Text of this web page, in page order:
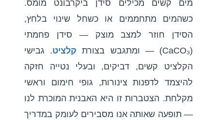
מים קשים מכילים סידן ביקרבונט מומס.
כשהמים מתחממים או כשחל שינוי בלחץ,
הסידן חוזר למצב מוצק — סידן פחמתי
(CaCO₃) — ומתגבש בצורת
קלציט. גבישי
הקלציט קשים, דביקים, ובעלי נטייה חזקה
להיצמד לדפנות צינורות, גופי חימום וראשי
מקלחת. הצטברות זו היא האבנית המוכרת לנו
— תופעה שאותה אנו מסבירים לעומק במדריך